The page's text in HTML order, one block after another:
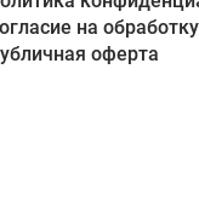
на
оферта